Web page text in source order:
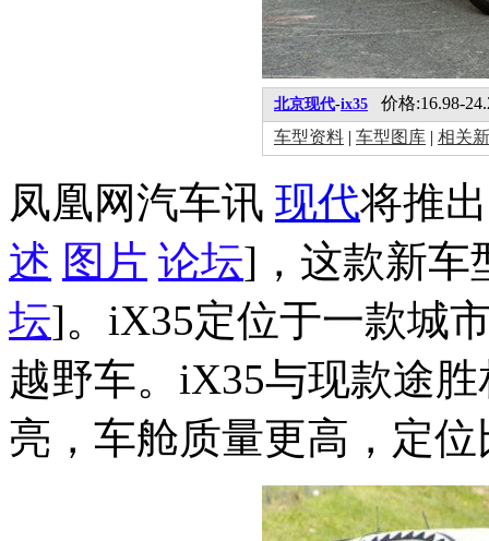
北京现代-ix35 价格:16.98-
车型资料 | 车型图库 | 相关
凤凰网汽车讯 现代将推
述 图片 论坛]，这款新车
坛]。iX35定位于一款城
越野车。iX35与现款途
亮，车舱质量更高，定